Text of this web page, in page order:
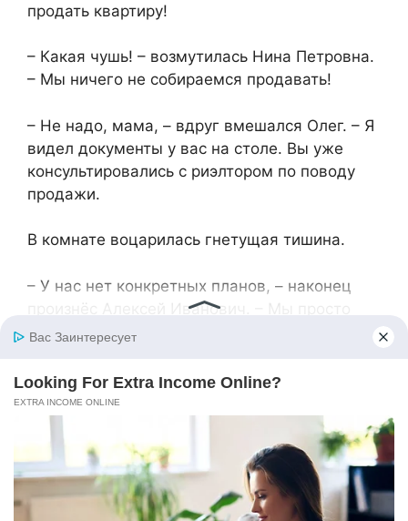
продать квартиру!
– Какая чушь! – возмутилась Нина Петровна.
– Мы ничего не собираемся продавать!
– Не надо, мама, – вдруг вмешался Олег. – Я
видел документы у вас на столе. Вы уже
консультировались с риэлтором по поводу
продажи.
В комнате воцарилась гнетущая тишина.
– У нас нет конкретных планов, – наконец
произнёс Алексей Иванович. – Мы просто
изучаем варианты.
– Изучаете варианты продажи квартиры,
которую я выплачиваю, – холодно отметила
Валентина. – И в которой мы с Денисом
– Но официально она наша, – резко бросила
Нина Петровна. – И мы имеем полное право